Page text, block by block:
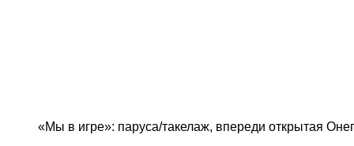
«Мы в игре»: паруса/такелаж, впереди открытая